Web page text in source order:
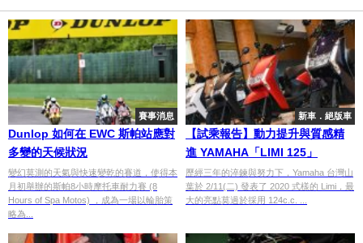
賽事消息
Dunlop 如何在 EWC 斯帕站應對
多變的天候狀況
變幻莫測的天氣與快速變乾的賽道，使得本
月初舉辦的斯帕8小時摩托車耐力賽 (8
Hours of Spa Motos) ，成為一場以輪胎策
略為...
新車．絕版車
【試乘報告】動力提升與質感精
進 YAMAHA「LIMI 125」
歷經三年的淬鍊與努力下，Yamaha 台灣山
葉於 2/11(二) 發表了 2020 式樣的 Limi，最
大的亮點莫過於採用 124c.c. ...